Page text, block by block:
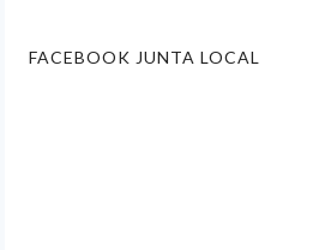
FACEBOOK JUNTA LOCAL